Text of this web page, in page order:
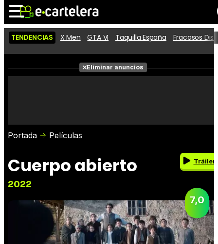
Noticias Cartelera
Películas
Críticas
TENDENCIAS X Men GTA VI Taquilla España Fracasos
Eliminar anuncios
Portada Películas
Cuerpo abierto
2022
Tráiler
7,0